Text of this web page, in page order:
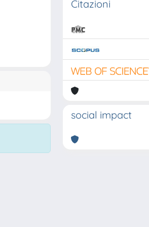
Citazioni
social impact